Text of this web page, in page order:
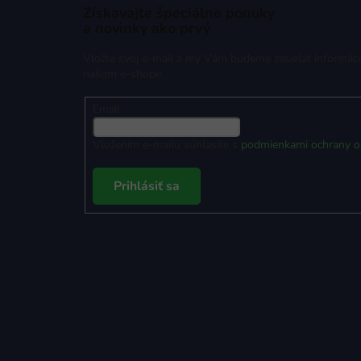
podmienkami ochrany
Prihlásiť sa